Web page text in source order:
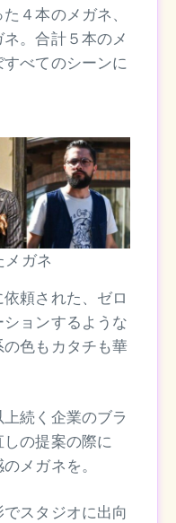
４本のメガネ、
。合計５本のメ
べてのシーンに
メガネ
頼された、ゼロ
ョンするような
色もカタチも華
続く企業のブラ
の提案の際に
メガネを。
スタジオに出向